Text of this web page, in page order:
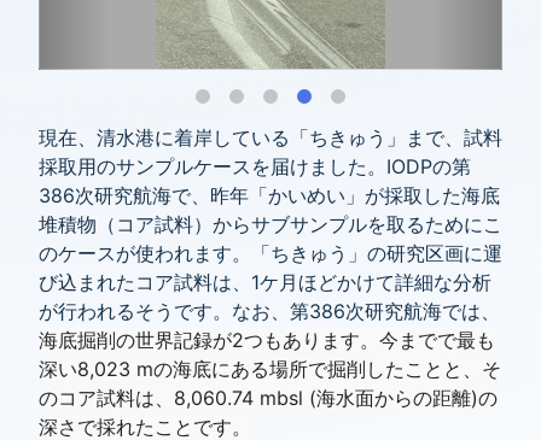
現在、清水港に着岸している「ちきゅう」まで、試料
採取用のサンプルケースを届けました。IODPの第
386次研究航海で、昨年「かいめい」が採取した海底
堆積物（コア試料）からサブサンプルを取るためにこ
のケースが使われます。「ちきゅう」の研究区画に運
び込まれたコア試料は、1ケ月ほどかけて詳細な分析
が行われるそうです。なお、第386次研究航海では、
海底掘削の世界記録が2つもあります。今までで最も
深い8,023 mの海底にある場所で掘削したことと、そ
のコア試料は、8,060.74 mbsl (海水面からの距離)の
深さで採れたことです。